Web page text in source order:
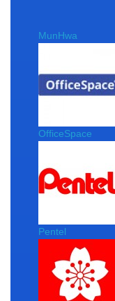
MunHwa
OfficeSpace
Pentel